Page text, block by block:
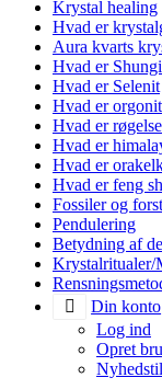
Krystal healing
Hvad er
Aura kvarts
Hvad er
Hvad er Selenit
Hvad er orgonit
Hvad er røgelse
Hvad er
Hvad er
Hvad er feng
Fossiler og
Pendulering
Betydning af
Krystalritualer/
Din konto
Log ind
Opret